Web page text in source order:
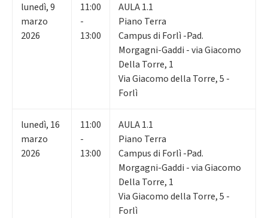
lunedì,9
marzo
2026
11:00
-
13:00
AULA 1.1
Piano Terra
Campus di Forlì -Pad.
Morgagni-Gaddi - via Giacomo
Della Torre, 1
Via Giacomo della Torre, 5 -
Forlì
lunedì, 16
marzo
2026
11:00
-
13:00
AULA 1.1
Piano Terra
Campus di Forlì -Pad.
Morgagni-Gaddi - via Giacomo
Della Torre, 1
Via Giacomo della Torre, 5 -
Forlì